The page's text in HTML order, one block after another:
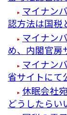
マイナン
認方法は国税
マイナン
め、内閣官房
マイナン
省サイトにて
休眠会社
どうしたらい